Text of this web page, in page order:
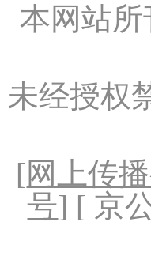
本网站
未经授权
[网上传
号] [ 京